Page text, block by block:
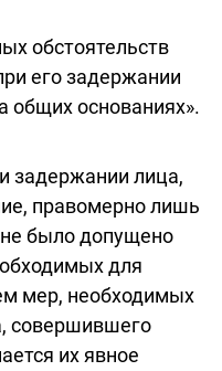
обстоятельств
его задержании
общих основаниях».
задержании лица,
правомерно лишь
не было допущено
для
мер, необходимых
совершившего
их явное